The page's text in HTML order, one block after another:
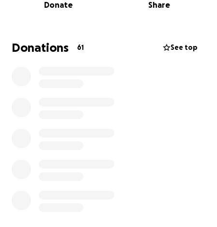
miocárdica) de manera urgente. Su vida estaba en
riesgo constante, y si no se operaba a tiempo, su
Donate Share
Donations 61 See top